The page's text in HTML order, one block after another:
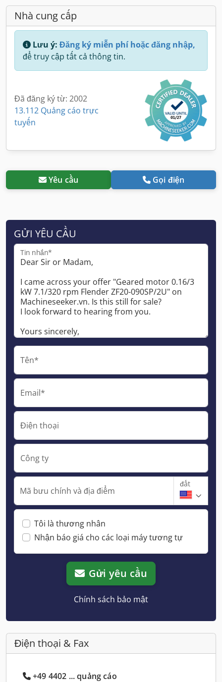
Nhà cung cấp
Lưu ý: Đăng ký miễn phí hoặc đăng nhập,
để truy cập tất cả thông tin.
Đã đăng ký từ: 2002
13.112 Quảng cáo trực
tuyến
Yêu cầu Gọi điện
GỬI YÊU CẦU
Tin nhắn*
Tên*
Email*
Điện thoại
Công ty
Mã bưu chính và địa điểm
đất
Tôi là thương nhân
Nhận báo giá cho các loại máy tương tự
Gửi yêu cầu
Chính sách bảo mật
Điện thoại & Fax
+49 4402 ... quảng cáo